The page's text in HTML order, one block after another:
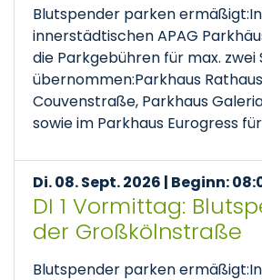
Blutspender parken
innerstädtischen APAG
die Parkgebühren für max. zwei
übernommen:Parkhaus
Couvenstraße, Parkhaus
sowie im Parkhaus Eurogress
Di. 08. Sept. 2026 | Beginn:
DI 1 Vormittag:
der Großkölnstraße
Blutspender parken